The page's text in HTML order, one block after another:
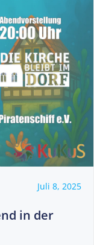
Juli 8, 2025
in der